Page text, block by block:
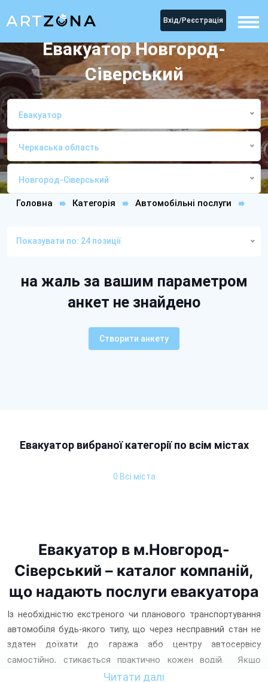
Вхід/Реєстрація
Евакуатор Новгород-
Сіверський
Евакуатор
Черкаська область
Новгород-Сіверський
Головна Категорія
Автомобільні послуги
Показувати по: 24 позиції
на жаль за вашим параметром
анкет не знайдено
Створити анкету
Евакуатор вибраної категорії по всім містах
0 Всі міста
Евакуатор в м.Новгород-
Сіверський – каталог компаній,
що надають послуги евакуатора
Із необхідністю екстреного чи планового транспортування
автомобіля будь-якого типу, що через несправний стан не
здатен доїхати до гаража або центру автосервісу
самостійно, стикається практично кожен водій. Якщо
поломка легкового авто, вантажівки, засобу громадського
Читати далі